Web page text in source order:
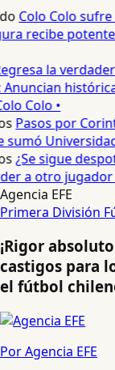
Colo Colo
recibe
la
Colo •
Pasos por
¿Se sigue
a otro jugador
Agencia EFE
Primera División
¡Rigor
castigos para
el fútbol
Por Agencia EFE